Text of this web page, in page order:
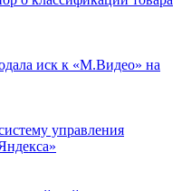
иск к «М.Видео» на
управления